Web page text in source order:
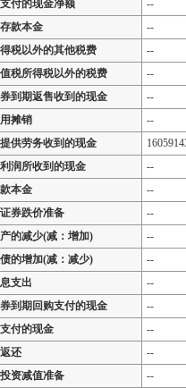
付的现金净额
--
款本金
--
税以外的其他税费
--
税所得税以外的税费
--
到期返售收到的现金
--
摊销
--
供劳务收到的现金
润所收到的现金
--
本金
--
券跌价准备
--
的减少(减：增加)
--
的增加(减：减少)
--
支出
--
到期回购支付的现金
--
付的现金
--
还
--
资减值准备
--